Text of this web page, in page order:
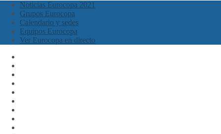
Noticias Eurocopa 2021
Grupos Eurocopa
Calendario y sedes
Equipos Eurocopa
Ver Eurocopa en directo